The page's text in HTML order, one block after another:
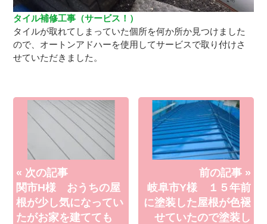
タイル補修工事（サービス！）
タイルが取れてしまっていた個所を何か所か見つけました
ので、オートンアドハーを使用してサービスで取り付けさ
せていただきました。
« 次の記事
関市H様 おうちの屋
根が少し気になってい
たがお家を建てても
前の記事 »
岐阜市Y様 １５年前
に塗装した屋根が色褪
せていたので塗装し